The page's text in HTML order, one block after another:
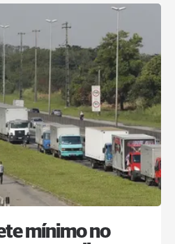
mínimo no